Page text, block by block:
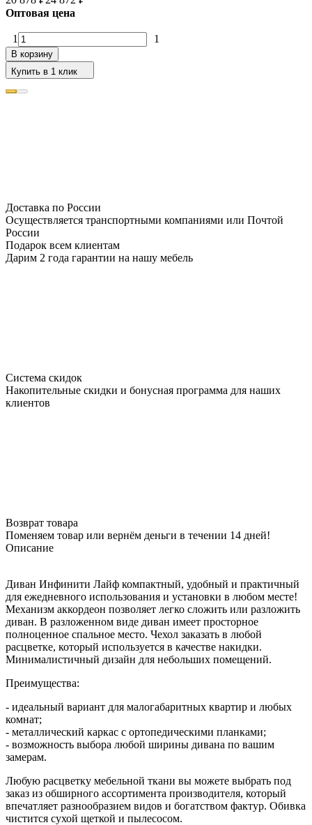
Оптовая цена
1 1
В корзину
Купить в 1 клик
Доставка по России
Осуществляется транспортными компаниями или Почтой
России
Подарок всем клиентам
Дарим 2 года гарантии на нашу мебель
Система скидок
Накопительные скидки и бонусная программа для наших
клиентов
Возврат товара
Поменяем товар или вернём деньги в течении 14 дней!
Описание
Диван Инфинити Лайф компактный, удобный и практичный
для ежедневного использования и установки в любом месте!
Механизм аккордеон позволяет легко сложить или разложить
диван. В разложенном виде диван имеет просторное
полноценное спальное место. Чехол заказать в любой
расцветке, который используется в качестве накидки.
Минималистичный дизайн для небольших помещений.
Преимущества:
- идеальный вариант для малогабаритных квартир и любых
комнат;
- металлический каркас с ортопедическими планками;
- возможность выбора любой ширины дивана по вашим
замерам.
Любую расцветку мебельной ткани вы можете выбрать под
заказ из обширного ассортимента производителя, который
впечатляет разнообразием видов и богатством фактур. Обивка
чистится сухой щеткой и пылесосом.